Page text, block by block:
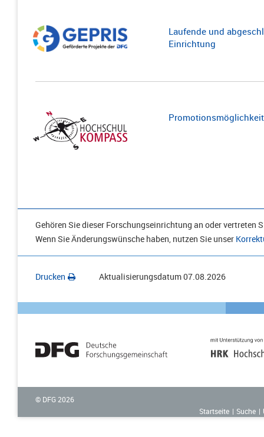
Laufende und
Einrichtung
Gehören Sie dieser Forschungseinrichtung an oder vertreten
Wenn Sie Änderungswünsche haben, nutzen Sie unser
Drucken Aktualisierungsdatum07.08.2026
© DFG 2026
Startseite
Suche